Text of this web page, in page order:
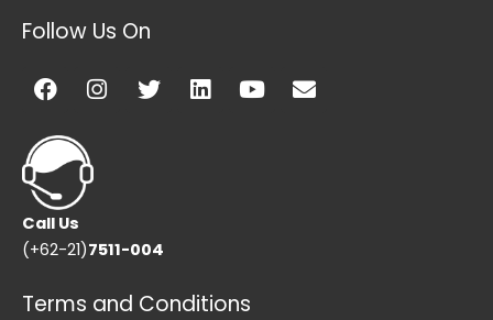
Follow Us On
Facebook
Instagram
TwitterLinkedinYoutubeEnvelope
Call Us
(+62-21)7511-004
Terms and Conditions